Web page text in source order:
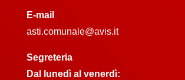
E-mail
asti.comunale@avis.it
Segreteria
Dal lunedì al venerdì: